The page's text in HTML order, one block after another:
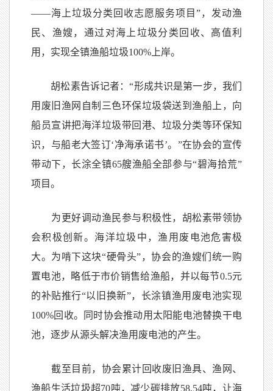
——海上垃圾分类回收志愿服务项目”，发动渔
民、渔嫂，通过对海上垃圾分类回收、高值利
用，实现全镇渔船垃圾100%上岸。
胡松素告诉记者：“形成共识是第一步，我们
用废旧渔网自制三色环保垃圾袋送到渔船上，向
船员宣讲把海洋垃圾带回港、垃圾分类等环保知
识，与船老大签订‘净海承诺书’。”在协会的宣传
带动下，长涂全镇65艘渔船全部参与“碧海拾荒”
项目。
为更好调动渔民参与积极性，胡松素带领协
会积极创新。海洋垃圾中，渔用废电池危害极
大。为啃下这块“硬骨头”，协会的渔嫂们统一购
置电池，略低于市价销售给渔船，并以每节0.5元
的补贴推行“以旧换新”，长涂镇渔用废电池实现
100%回收。同时协会推动用太阳能电池替换干电
池，逐步从源头解决渔用废电池的产生。
截至目前，协会累计回收废旧渔具、渔网、
渔船生活垃圾超70吨，减少碳排放58.54吨，让海